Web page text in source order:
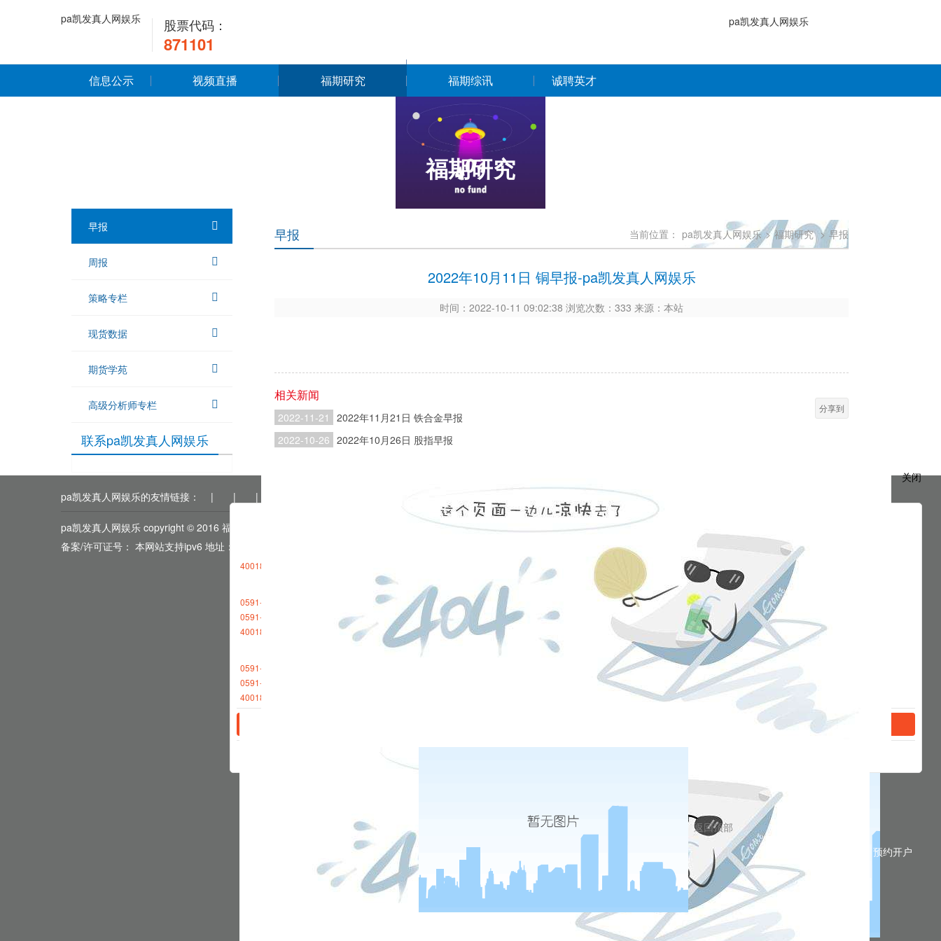
pa凯发真人网娱乐 股票代码：
871101
pa凯发真人网娱乐
信息公示 视频直播 福期研究 福期综讯 诚聘英才
福期研究
早报
周报
策略专栏
现货数据
期货学苑
高级分析师专栏
联系pa凯发真人网娱乐
早报 当前位置： pa凯发真人网娱乐 > 福期研究 > 早报
2022年10月11日 铜早报-pa凯发真人网娱乐
时间：2022-10-11 09:02:38 浏览次数：333 来源：本站
相关新闻
2022-11-21
2022年11月21日 铁合金早报
2022-10-26 2022年10月26日 股指早报
分享到
pa凯发真人网娱乐的友情链接： | | |
pa凯发真人网娱乐 copyright © 2016 福能期货股份有限公司 本网站所载文章和数据仅供参考，使用前务请核实，风险自负。
备案/许可证号： 本网站支持ipv6 地址：福州市鼓楼区五四路75号海西商务大厦31层
关闭
在线客服
4001868696转1
日盘下单电话：
0591-88013377
0591-87727306
4001868696转2
夜盘下单电话：
0591-88013380
0591-87512570
4001868696转2
预约开户
返回顶部